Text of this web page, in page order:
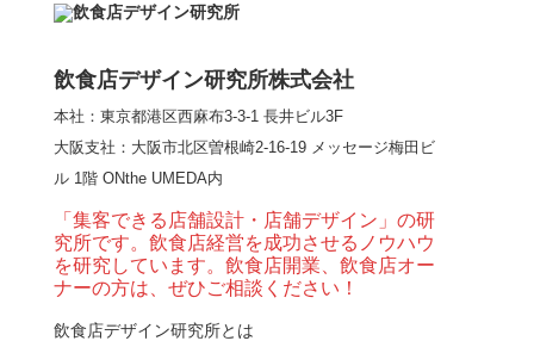
【熊の鳥焼き】囲炉裏
とライブ感を両立した
和モダン串揚げ店。
「…
【Queux Norme（クゥ
ノルム）】女子会にお
薦めな&…
飲食店デザイン研究所株式会社
本社：東京都港区西麻布3-3-1 長井ビル3F
大阪支社 ：大阪市北区曽根崎2-16-19 メッセージ梅田ビ
ル 1階 ONthe UMEDA内
「集客できる店舗設計・店舗デザイン」の研
究所です。飲食店経営を成功させるノウハウ
を研究しています。飲食店開業、飲食店オー
ナーの方は、ぜひご相談ください！
飲食店デザイン研究所とは